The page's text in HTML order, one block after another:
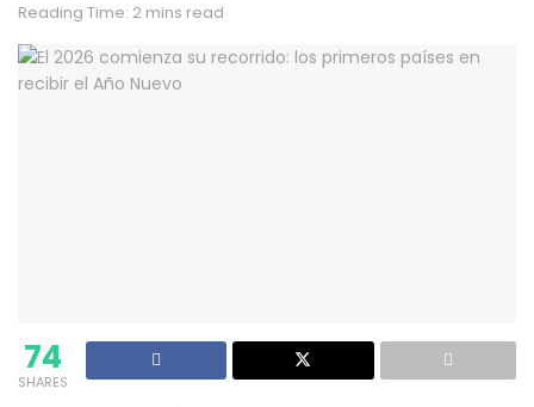
Reading Time: 2 mins read
74
SHARES